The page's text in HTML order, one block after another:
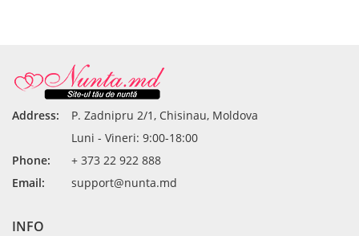
Address:
P. Zadnipru 2/1, Chisinau, Moldova
Luni - Vineri: 9:00-18:00
Phone:
+ 373 22 922 888
Email:
support@nunta.md
INFO